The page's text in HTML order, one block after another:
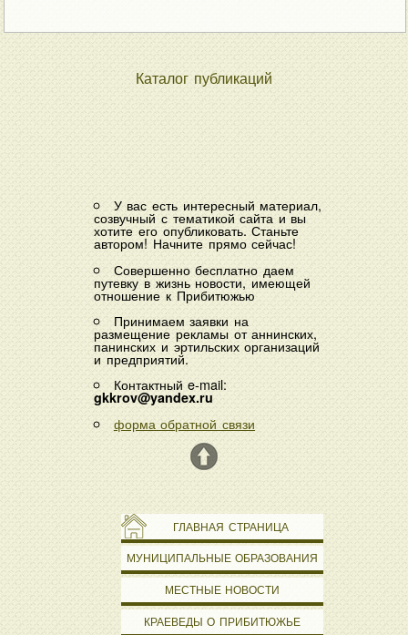
Каталог публикаций
У вас есть интересный материал,
созвучный с тематикой сайта и вы
хотите его опубликовать. Станьте
автором! Начните прямо сейчас!
Совершенно бесплатно даем
путевку в жизнь новости, имеющей
отношение к Прибитюжью
Принимаем заявки на
размещение рекламы от аннинских,
панинских и эртильских организаций
и предприятий.
Контактный e-mail:
gkkrov@yandex.ru
форма обратной связи
ГЛАВНАЯ СТРАНИЦА
МУНИЦИПАЛЬНЫЕ ОБРАЗОВАНИЯ
МЕСТНЫЕ НОВОСТИ
КРАЕВЕДЫ О ПРИБИТЮЖЬЕ